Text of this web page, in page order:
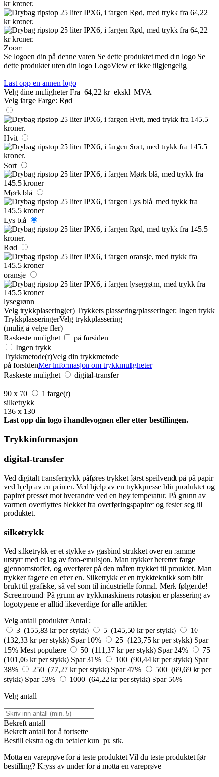
Zoom
Se logoen din på denne varen Se dette produktet med din logo Se
dette produktet uten din logo LogoView er ikke tilgjengelig
Last opp en annen logo
Velg dine muligheter Fra 64,22 kr ekskl. MVA
Velg farge Farge: Rød
Hvit
Sort
Mørk blå
Lys blå
Rød
oransje
lysegrønn
Velg trykkplasering(er) Trykkets plassering/plasseringer: Ingen trykk
TrykkplasseringerVelg trykkplassering
(mulig å velge fler)
Raskeste mulighet
på forsiden
Ingen trykk
Trykkmetode(r)Velg din trykkmetode
på forsidenMer informasjon om trykkmuligheter
Raskeste mulighet
digital-transfer
90 x 70
1 farge(r)
silketrykk
136 x 130
Last opp din logo i handlevognen eller etter bestillingen.
Trykkinformasjon
digital-transfer
Ved digitalt transfertrykk påføres trykket først speilvendt på på papir
ved hjelp av en printer. Ved hjelp av en trykkpresse blir produktet og
papiret presset mot hverandre ved en høy temperatur. På grunn av
varmen overflyttes blekket fra overføringspapiret og fester seg til
produktet.
silketrykk
Ved silketrykk er et stykke av gasbind strukket over en ramme
utstyrt med et lag av foto-emulsjon. Man trykker heretter farge
gjennomstoffet, og overfører på den måten trykket til prouktet. Man
trykker fagene en etter en. Silketrykk er en trykkteknikk som blir
brukt til grafiske, så vel som til industrielle formål. Merk følgende!
Screenround: På grunn av trykkmaskinens rotasjon er plassering av
logotypene er alltid likeverdige for alle artikler.
Velg antall produkterAntall:
3 (155,83 kr per stykk)
5 (145,50 kr per stykk)
10
(132,33 kr per stykk) Spar 10% 25 (123,75 kr per stykk) Spar
15% Mest populære 50 (111,37 kr per stykk) Spar 24%
75
(101,06 kr per stykk) Spar 31% 100 (90,44 kr per stykk) Spar
38%
250 (77,27 kr per stykk) Spar 47%
500 (69,69 kr per
stykk) Spar 53% 1000 (64,22 kr per stykk) Spar 56%
Velg antall
Bekreft antall
Bekreft antall for å fortsette
Bestill ekstra og du betaler kun pr. stk.
Motta en vareprøve for å teste produktetVil du teste produktet før
bestilling? Kryss av under for å motta en vareprøve